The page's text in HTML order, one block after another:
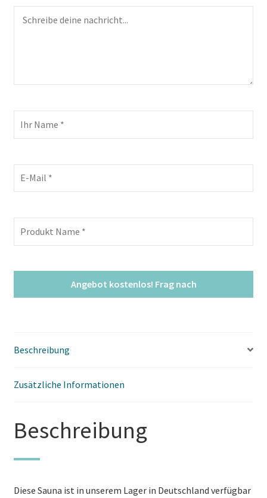
Beschreibung
Zusätzliche Informationen
Beschreibung
Diese Sauna ist in unserem Lager in Deutschland verfügbar